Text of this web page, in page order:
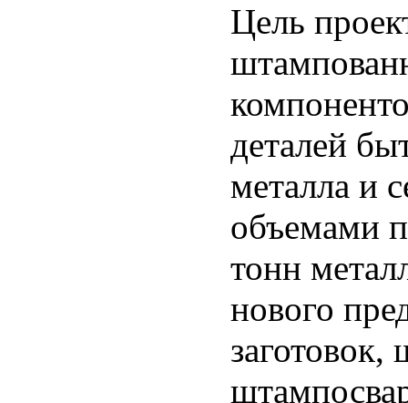
Цель
деталей
металла и
объемами
тонн
нового